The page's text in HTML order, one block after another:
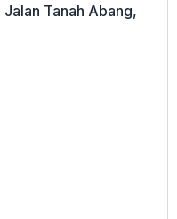
Tanah Abang,